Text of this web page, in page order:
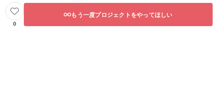
0
もう一度プロジェクトをやってほしい